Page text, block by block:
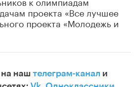
проекта «Все лучшее
проекта «Молодежь и
на наш телеграм-канал и